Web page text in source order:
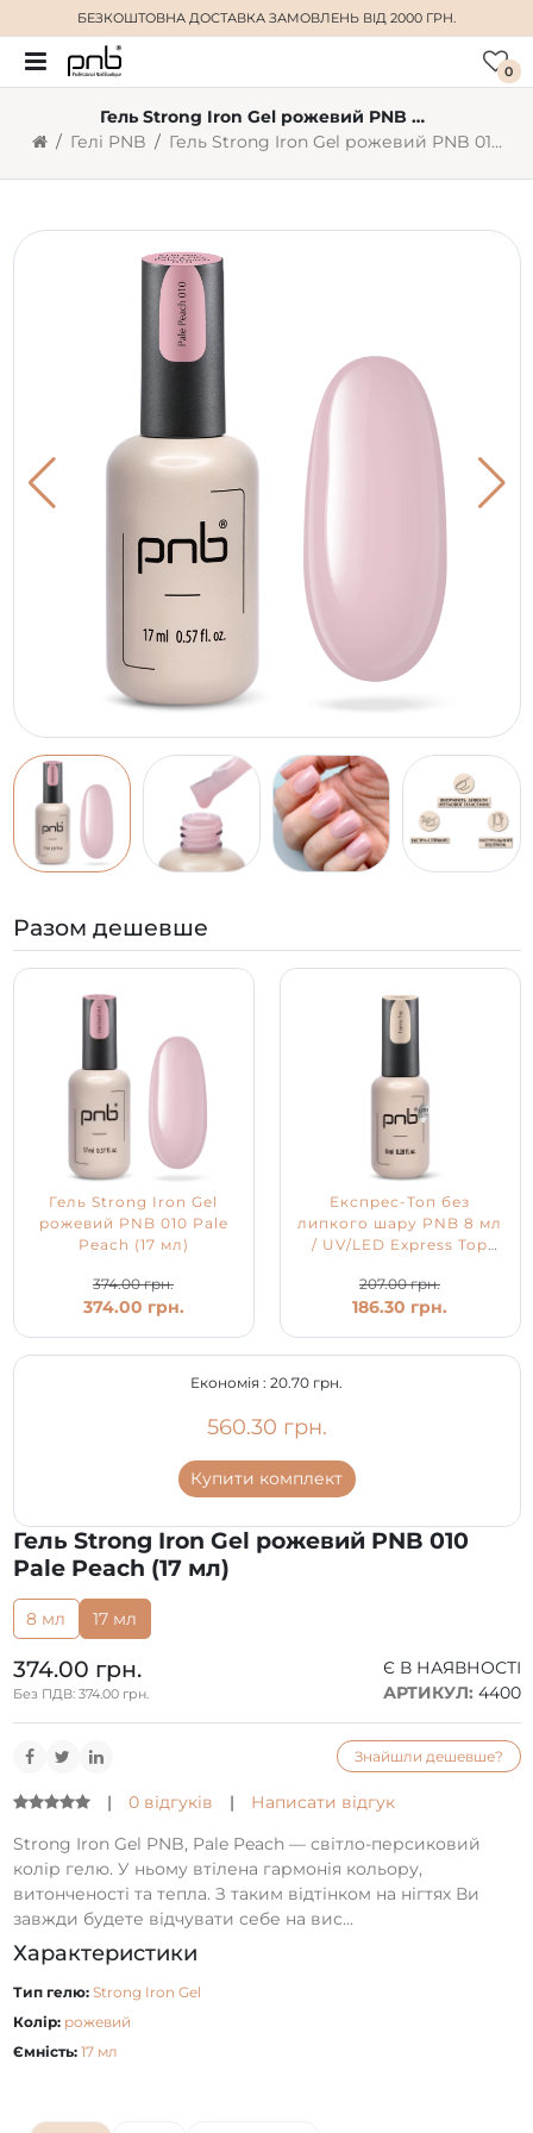
БЕЗКОШТОВНА ДОСТАВКА ЗАМОВЛЕНЬ ВІД 2000 ГРН.
0
Гель Strong Iron Gel рожевий PNB 010 Pale Peach (17 мл)
Гелі PNB
Гель Strong Iron Gel рожевий PNB 010 Pale Peach (17 мл)
Гель Strong Iron Gel рожевий PNB 010
Pale Peach (17 мл)
| 0 відгуків |
Написати відгук
Strong Iron Gel PNB, Pale Peach — світло-персиковий
колір гелю. У ньому втілена гармонія кольору,
витонченості та тепла. З таким відтінком на нігтях Ви
завжди будете відчувати себе на вис...
Характеристики
Тип гелю: Strong Iron Gel
Колір: рожевий
Ємність: 17 мл
8 мл 17 мл
374.00 грн.
Без ПДВ: 374.00 грн.
Є В НАЯВНОСТІ
АРТИКУЛ: 4400
Знайшли дешевше?
Разом дешевше
Гель Strong Iron Gel
рожевий PNB 010 Pale
Peach (17 мл)
374.00 грн.
374.00 грн.
Експрес-Топ без
липкого шару PNB 8 мл
/ UV/LED Express Top
207.00 грн.
186.30 грн.
Економія : 20.70 грн.
560.30 грн.
Купити комплект